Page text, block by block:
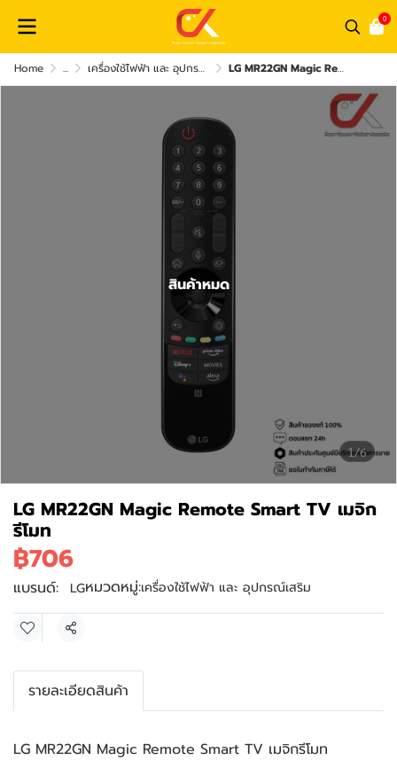
0
Home ... เครื่องใช้ไฟฟ้า และ อุปกรณ์เสริม LG MR22GN Magic Remote Smart TV เมจิกรีโมท
1/6
สินค้าหมด
LG MR22GN Magic Remote Smart TV เมจิก
รีโมท
฿706
แบรนด์: LGหมวดหมู่:เครื่องใช้ไฟฟ้า และ อุปกรณ์เสริม
แชร์
รายละเอียดสินค้า
LG MR22GN Magic Remote Smart TV เมจิกรีโมท